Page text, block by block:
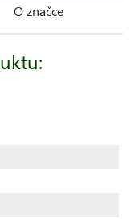
O značce